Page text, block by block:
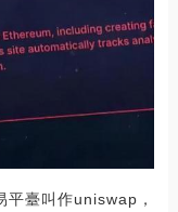
平臺叫作uniswap，